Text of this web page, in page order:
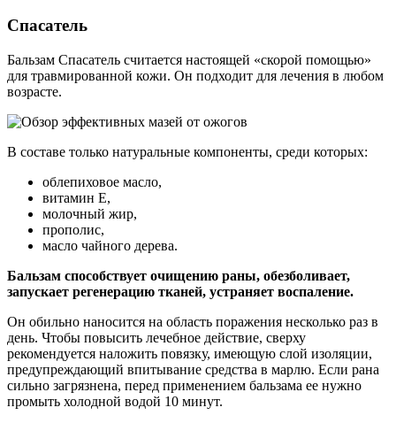
Спасатель
Бальзам Спасатель считается настоящей «скорой помощью»
для травмированной кожи. Он подходит для лечения в любом
возрасте.
В составе только натуральные компоненты, среди которых:
облепиховое масло,
витамин Е,
молочный жир,
прополис,
масло чайного дерева.
Бальзам способствует очищению раны, обезболивает,
запускает регенерацию тканей, устраняет воспаление.
Он обильно наносится на область поражения несколько раз в
день. Чтобы повысить лечебное действие, сверху
рекомендуется наложить повязку, имеющую слой изоляции,
предупреждающий впитывание средства в марлю. Если рана
сильно загрязнена, перед применением бальзама ее нужно
промыть холодной водой 10 минут.